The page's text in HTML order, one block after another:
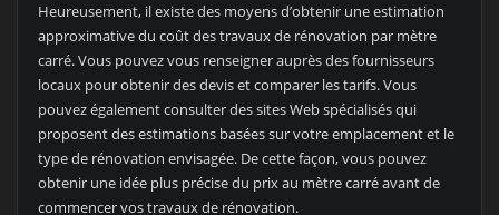
Heureusement, il existe des moyens d’obtenir une estimation
approximative du coût des travaux de rénovation par mètre
carré. Vous pouvez vous renseigner auprès des fournisseurs
locaux pour obtenir des devis et comparer les tarifs. Vous
pouvez également consulter des sites Web spécialisés qui
proposent des estimations basées sur votre emplacement et le
type de rénovation envisagée. De cette façon, vous pouvez
obtenir une idée plus précise du prix au mètre carré avant de
commencer vos travaux de rénovation.